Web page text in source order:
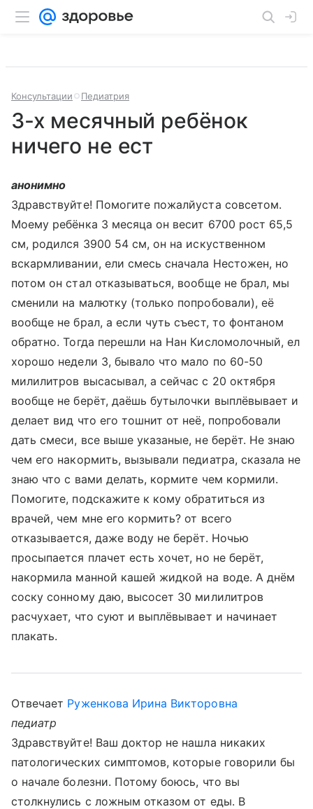
Консультации Педиатрия
3-х месячный ребёнок
ничего не ест
анонимно
Здравствуйте! Помогите пожалйуста совсетом.
Моему ребёнка 3 месяца он весит 6700 рост 65,5
см, родился 3900 54 см, он на искуственном
вскармливании, ели смесь сначала Нестожен, но
потом он стал отказываться, вообще не брал, мы
сменили на малютку (только попробовали), её
вообще не брал, а если чуть съест, то фонтаном
обратно. Тогда перешли на Нан Кисломолочный, ел
хорошо недели 3, бывало что мало по 60-50
милилитров высасывал, а сейчас с 20 октября
вообще не берёт, даёшь бутылочки выплёвывает и
делает вид что его тошнит от неё, попробовали
дать смеси, все выше указаные, не берёт. Не знаю
чем его накормить, вызывали педиатра, сказала не
знаю что с вами делать, кормите чем кормили.
Помогите, подскажите к кому обратиться из
врачей, чем мне его кормить? от всего
отказывается, даже воду не берёт. Ночью
просыпается плачет есть хочет, но не берёт,
накормила манной кашей жидкой на воде. А днём
соску сонному даю, высосет 30 милилитров
расчухает, что суют и выплёвывает и начинает
плакать.
Отвечает Руженкова Ирина Викторовна
педиатр
Здравствуйте! Ваш доктор не нашла никаких
патологических симптомов, которые говорили бы
о начале болезни. Потому боюсь, что вы
столкнулись с ложным отказом от еды. В